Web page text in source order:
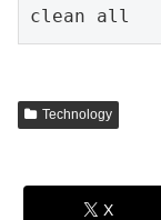
clean all
Technology
X